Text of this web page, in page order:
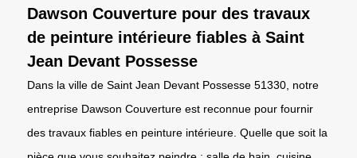
Dawson Couverture pour des travaux
de peinture intérieure fiables à Saint
Jean Devant Possesse
Dans la ville de Saint Jean Devant Possesse 51330, notre
entreprise Dawson Couverture est reconnue pour fournir
des travaux fiables en peinture intérieure. Quelle que soit la